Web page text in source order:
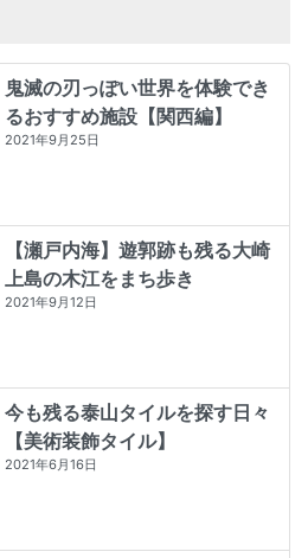
鬼滅の刃っぽい世界を体験でき
るおすすめ施設【関西編】
2021年9月25日
【瀬戸内海】遊郭跡も残る大崎
上島の木江をまち歩き
2021年9月12日
今も残る泰山タイルを探す日々
【美術装飾タイル】
2021年6月16日